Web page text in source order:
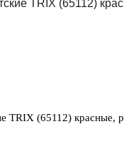
TRIX (65112) красные,